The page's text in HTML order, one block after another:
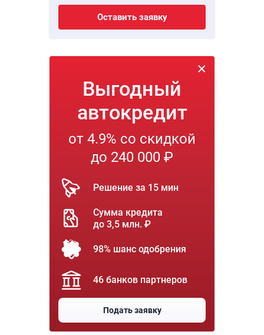
Оставить заявку
Выгодный
автокредит
от 4.9% со скидкой
до 240 000 ₽
Решение за 15 мин
Сумма кредита
до 3,5 млн. ₽
98% шанс одобрения
46 банков партнеров
Подать заявку